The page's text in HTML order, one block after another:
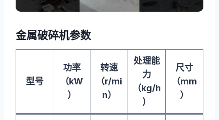
金属破碎机参数
型号
功率
（kW
）
转速
（r/mi
n）
处理能
力
（kg/h
）
尺寸
（mm
）